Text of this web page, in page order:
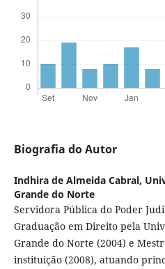
Biografia do Autor
Indhira de Almeida Cabral,
Grande do Norte
Servidora Pública do Poder
Graduação em Direito pela
Grande do Norte (2004) e
instituição (2008), atuando